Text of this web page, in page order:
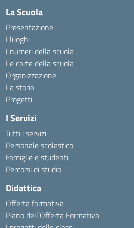
La Scuola
Presentazione
I luoghi
I numeri della scuola
Le carte della scuola
Organizzazione
La storia
Progetti
I Servizi
Tutti i servizi
Personale scolastico
Famiglie e studenti
Percorsi di studio
Didattica
Offerta formativa
Piano dell’Offerta Formativa